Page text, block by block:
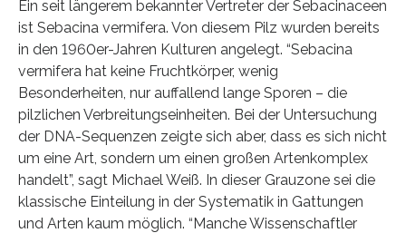
Ein seit längerem bekannter Vertreter der Sebacinaceen
ist Sebacina vermifera. Von diesem Pilz wurden bereits
in den 1960er-Jahren Kulturen angelegt. “Sebacina
vermifera hat keine Fruchtkörper, wenig
Besonderheiten, nur auffallend lange Sporen – die
pilzlichen Verbreitungseinheiten. Bei der Untersuchung
der DNA-Sequenzen zeigte sich aber, dass es sich nicht
um eine Art, sondern um einen großen Artenkomplex
handelt”, sagt Michael Weiß. In dieser Grauzone sei die
klassische Einteilung in der Systematik in Gattungen
und Arten kaum möglich. “Manche Wissenschaftler